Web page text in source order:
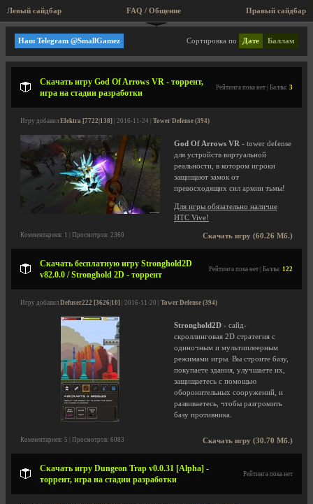
Левый сайдбар Правый сайдбар
FAQ / Общение
Tower Defense
Сортировка по Дате Баллам
Наш Telegram @SmallGamez
Скачать игру God Of Arrows VR - торрент,
игра на стадии разработки
Рейтинга пока нет | Баллы: 3
Игру добавил Elektra [7722|138] | 2016-11-24 | Tower Defense (394)
God Of Arrows VR - tower defense
для устройств виртуальной
реальности, в котором игроки
защищают замок от
превосходящих сил армии тьмы!
Для игры обязательно наличие
HTC Vive!
Скачать игру (60.26 Мб.)
Комментариев: 1 | Просмотров: 2360
Скачать бесплатную игру Stronghold2D
v82.0.0 / Stronghold 2D - торрент
Рейтинга пока нет | Баллы: 122
Игру добавил Defuser222 [3626|10] | 2016-11-20 | Tower Defense (394)
Stronghold2D - сайд-
скроллинговая 2D стратегия с
одиночным и мультиплеерным
режимами игры. Вы строите базу,
покупаете здания, улучшаете их,
защищаетесь с помощью
оборонительных сооружений, и
развиваетесь, чтобы разгромить
базу противника.
Скачать игру (30.70 Мб.)
Комментариев: 5 | Просмотров: 6083
Скачать игру Dungeon Trap v0.0.31 [Alpha] -
торрент, игра на стадии разработки
Рейтинга пока нет